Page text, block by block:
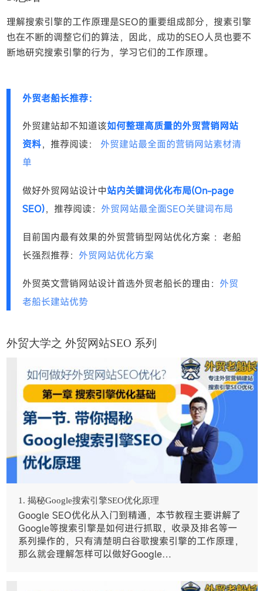
理解搜索引擎的工作原理是SEO的重要组成部分，搜素引擎
也在不断的调整它们的算法，因此，成功的SEO人员也要不
断地研究搜索引擎的行为，学习它们的工作原理。
外贸老船长推荐：
外贸建站却不知道该如何整理高质量的外贸营销网站
资料，推荐阅读： 外贸建站最全面的营销网站素材清
单
做好外贸网站设计中站内关键词优化布局(On-page
SEO)，推荐阅读： 外贸网站最全面SEO关键词布局
目前国内最有效果的外贸营销型网站优化方案 ：老船
长强烈推荐： 外贸网站优化方案
外贸英文营销网站设计首选外贸老船长的理由： 外贸
老船长建站优势
外贸大学之外贸网站SEO 系列
1. 揭秘Google搜索引擎SEO优化原理
Google SEO优化从入门到精通，本节教程主要讲解了
Google等搜索引擎是如何进行抓取，收录及排名等一
系列操作的，只有清楚明白谷歌搜索引擎的工作原理，
那么就会理解怎样可以做好Google…